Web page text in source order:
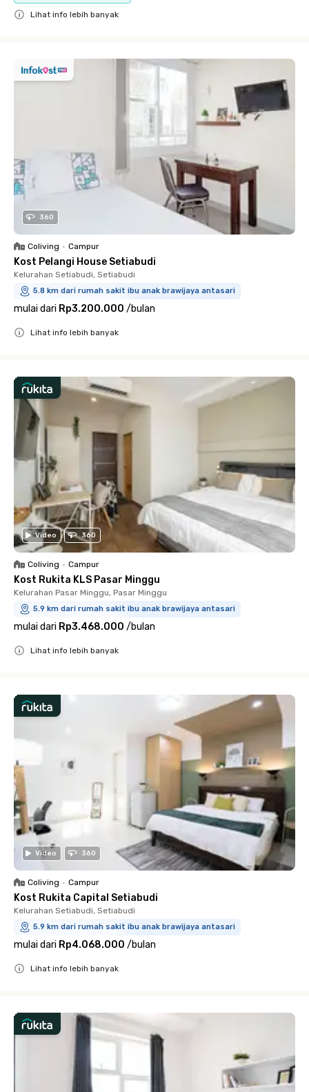
Lihat info lebih banyak
360
Coliving • Campur
Kost Pelangi House Setiabudi
Kelurahan Setiabudi, Setiabudi
5.8 km dari rumah sakit ibu anak brawijaya antasari
mulai dari Rp3.200.000 /bulan
Lihat info lebih banyak
Video 360
Coliving • Campur
Kost Rukita KLS Pasar Minggu
Kelurahan Pasar Minggu, Pasar Minggu
5.9 km dari rumah sakit ibu anak brawijaya antasari
mulai dari Rp3.468.000 /bulan
Lihat info lebih banyak
Video 360
Coliving • Campur
Kost Rukita Capital Setiabudi
Kelurahan Setiabudi, Setiabudi
5.9 km dari rumah sakit ibu anak brawijaya antasari
mulai dari Rp4.068.000 /bulan
Lihat info lebih banyak